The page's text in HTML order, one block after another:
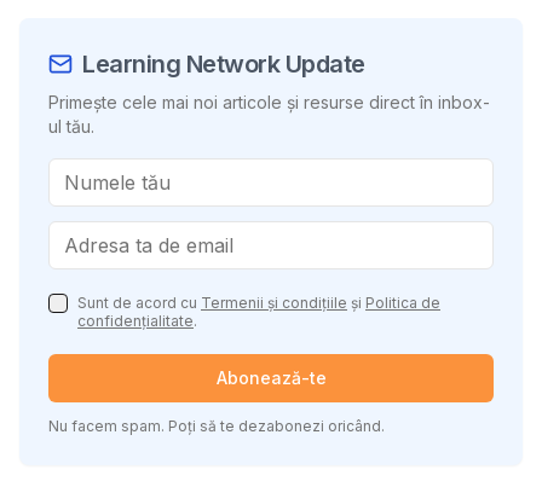
Learning Network Update
Primește cele mai noi articole și resurse direct în inbox-
ul tău.
Sunt de acord cu Termenii și condițiile și Politica de
confidențialitate.
Abonează-te
Nu facem spam. Poți să te dezabonezi oricând.